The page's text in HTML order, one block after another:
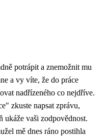
potrápit a znemožnit mu
a vy víte, že do práce
nadřízeného co nejdříve.
zkuste napsat zprávu,
ukáže vaši zodpovědnost.
mě dnes ráno postihla